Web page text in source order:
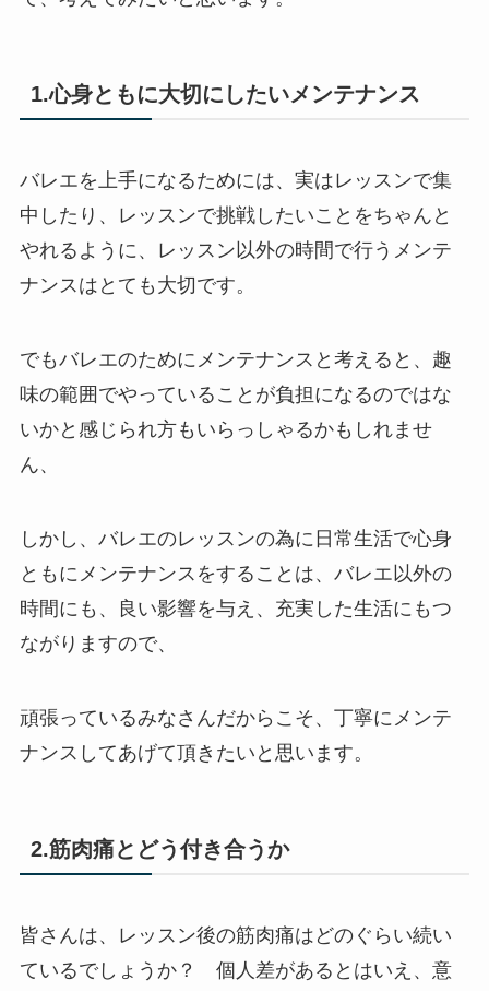
1.心身ともに大切にしたいメンテナンス
バレエを上手になるためには、実はレッスンで集
中したり、レッスンで挑戦したいことをちゃんと
やれるように、レッスン以外の時間で行うメンテ
ナンスはとても大切です。
でもバレエのためにメンテナンスと考えると、趣
味の範囲でやっていることが負担になるのではな
いかと感じられ方もいらっしゃるかもしれませ
ん、
しかし、バレエのレッスンの為に日常生活で心身
ともにメンテナンスをすることは、バレエ以外の
時間にも、良い影響を与え、充実した生活にもつ
ながりますので、
頑張っているみなさんだからこそ、丁寧にメンテ
ナンスしてあげて頂きたいと思います。
2.筋肉痛とどう付き合うか
皆さんは、レッスン後の筋肉痛はどのぐらい続い
ているでしょうか？ 個人差があるとはいえ、意